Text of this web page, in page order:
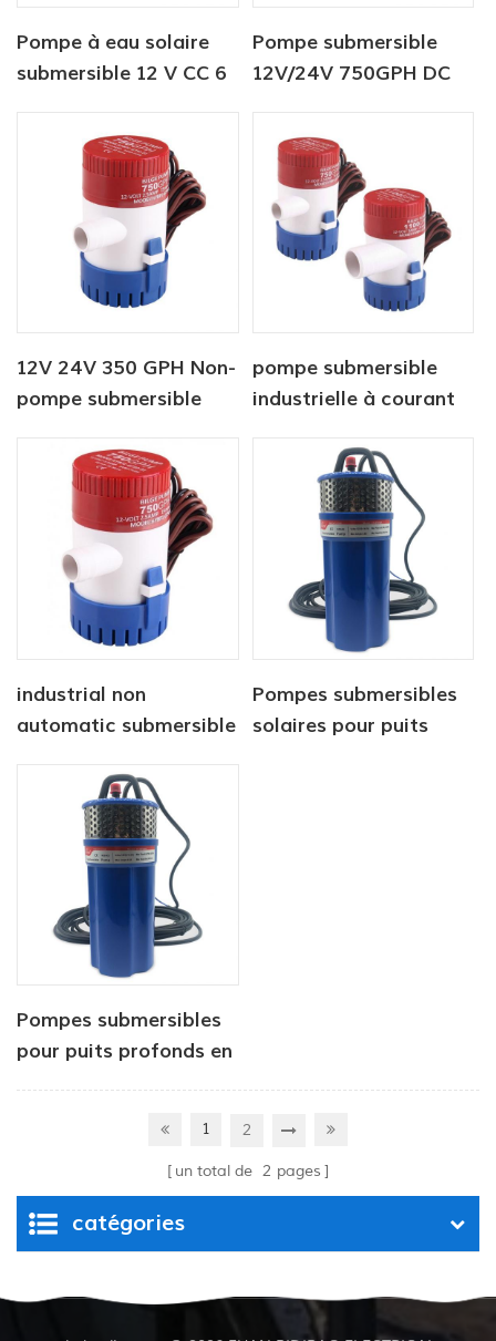
Pompe à eau solaire
submersible 12 V CC 6
alimentation en eau
animale
Pompe submersible
12V/24V 750GPH DC
automatique
12V 24V 350 GPH Non-
pompe submersible
pompe submersible
industrielle à courant
industrial non
automatic submersible
Pompes submersibles
solaires pour puits
Pompes submersibles
pour puits profonds en
1 2
un total de 2 pages
catégories